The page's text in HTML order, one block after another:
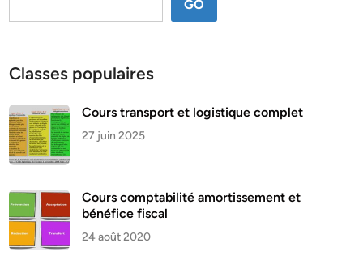
GO
Classes populaires
Cours transport et logistique complet
27 juin 2025
Cours comptabilité amortissement et
bénéfice fiscal
24 août 2020